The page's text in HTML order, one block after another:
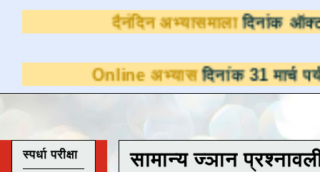
दैनंदिन अभ्यासमाला
Online अभ्यासदिनांक 31 मार्च पर्यंत
सामान्य ज्ञान
स्पर्धा परीक्षा